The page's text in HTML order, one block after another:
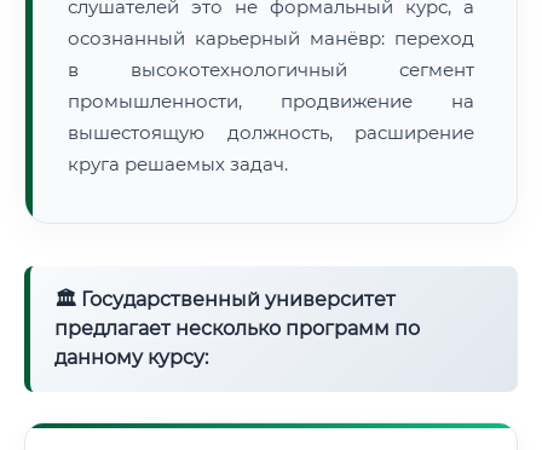
слушателей это не формальный курс, а
осознанный карьерный манёвр: переход
в высокотехнологичный сегмент
промышленности, продвижение на
вышестоящую должность, расширение
круга решаемых задач.
🏛 Государственный университет
предлагает несколько программ по
данному курсу: